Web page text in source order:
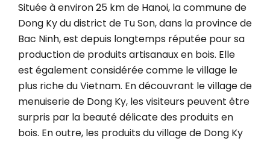
Située à environ 25 km de Hanoi, la commune de
Dong Ky du district de Tu Son, dans la province de
Bac Ninh, est depuis longtemps réputée pour sa
production de produits artisanaux en bois. Elle
est également considérée comme le village le
plus riche du Vietnam. En découvrant le village de
menuiserie de Dong Ky, les visiteurs peuvent être
surpris par la beauté délicate des produits en
bois. En outre, les produits du village de Dong Ky